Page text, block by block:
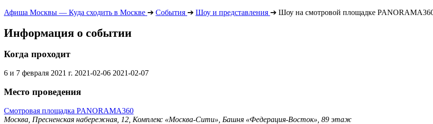
Афиша Москвы — Куда сходить в Москве ➔ События ➔ Шоу и представления ➔ Шоу на смотровой площадке
Информация о событии
Когда проходит
6 и 7 февраля 2021 г. 2021-02-06 2021-02-07
Место проведения
Смотровая площадка PANORAMA360
Москва, Пресненская набережная, 12, Комплекс «Москва-Сити», Башня «Федерация-Восток», 89 этаж